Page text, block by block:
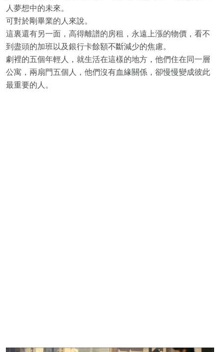
人夢想中的未來。
可對於剛畢業的人來說。
這裏還有另一面，高得離譜的房租，永遠上漲的物價，看不
到盡頭的加班以及銀行卡餘額不斷減少的焦慮。
劇裡的五個年輕人，就生活在這樣的地方，他們住在同一層
公寓，兩扇門五個人，他們沒有血緣關係，卻慢慢變成彼此
最重要的人。